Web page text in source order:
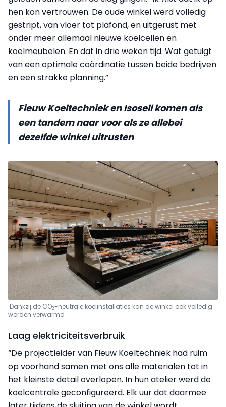
hen kon vertrouwen. De oude winkel werd volledig
gestript, van vloer tot plafond, en uitgerust met
onder meer allemaal nieuwe koelcellen en
koelmeubelen. En dat in drie weken tijd. Wat getuigt
van een optimale coördinatie tussen beide bedrijven
en een strakke planning.”
Fieuw Koeltechniek en Isosell komen als
een tandem naar voor als ze allebei
dezelfde winkel uitrusten
Dankzij de CO2-neutrale koelinstallaties kan de winkel ook volledig
worden verwarmd
Laag elektriciteitsverbruik
“De projectleider van Fieuw Koeltechniek had ruim
op voorhand samen met ons alle materialen tot in
het kleinste detail overlopen. In hun atelier werd de
koelcentrale geconfigureerd. Elk uur dat daarmee